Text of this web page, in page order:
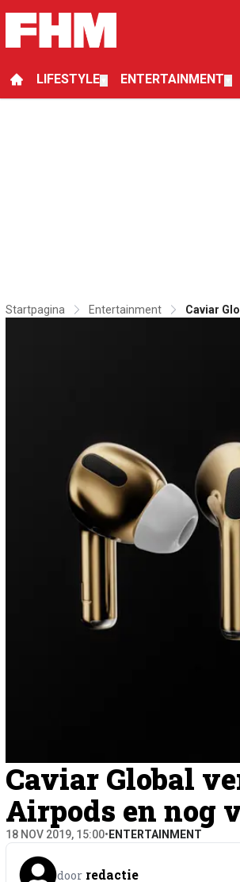
LIFESTYLE ENTERTAINMENT
Startpagina Entertainment Caviar
Caviar Global
Airpods en nog
18 NOV 2019, 15:00• ENTERTAINMENT
door redactie